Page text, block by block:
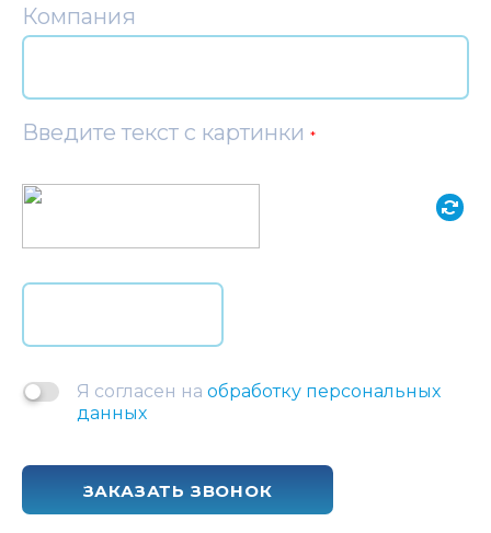
Компания
Введите текст с картинки *
Я согласен на обработку персональных
данных
ЗАКАЗАТЬ ЗВОНОК